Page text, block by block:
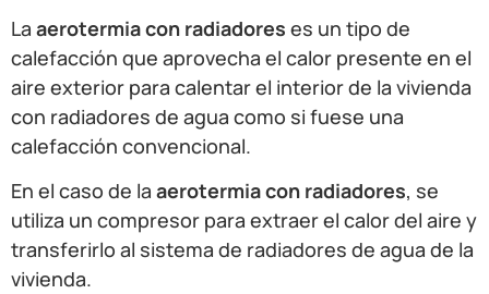
La aerotermia con radiadores es un tipo de
calefacción que aprovecha el calor presente en el
aire exterior para calentar el interior de la vivienda
con radiadores de agua como si fuese una
calefacción convencional.
En el caso de la aerotermia con radiadores, se
utiliza un compresor para extraer el calor del aire y
transferirlo al sistema de radiadores de agua de la
vivienda.